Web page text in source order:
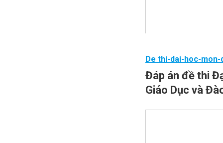
De thi-dai-hoc-
Đáp án đề thi
Giáo Dục và